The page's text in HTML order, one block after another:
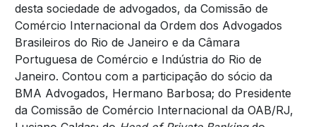
desta sociedade de advogados, da Comissão de
Comércio Internacional da Ordem dos Advogados
Brasileiros do Rio de Janeiro e da Câmara
Portuguesa de Comércio e Indústria do Rio de
Janeiro. Contou com a participação do sócio da
BMA Advogados, Hermano Barbosa; do Presidente
da Comissão de Comércio Internacional da OAB/RJ,